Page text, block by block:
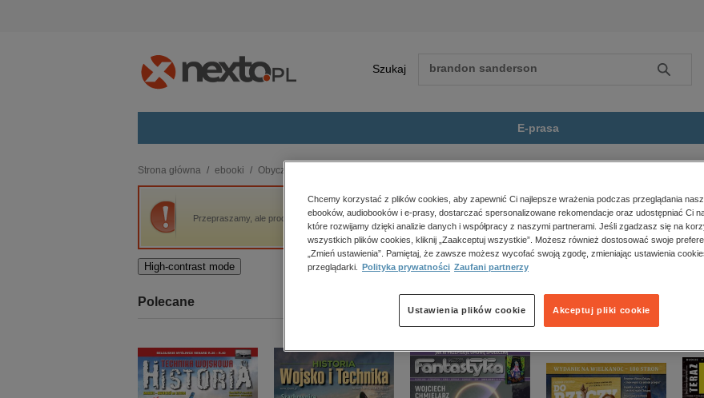
Szukaj Szukaj
E-prasa
budownictwo, aranżacja wnętrz
biznesowe, branżowe, gospodarka
darmowe wydania
edukacja
kobiece, lifestyle, kultura
polityka, społeczno-informacyjne
psychologiczne
inne
popularno-naukowe
historia
zdrowie
religie
Strona główna ebooki Obyczajowe
Przepraszamy, ale produkt „Laleczki” nie jest dostępny.
High-contrast mode
Polecane
Chcemy korzystać z plików cookies, aby zapewnić Ci najlepsze wrażenia podczas przeglądania
ebooków, audiobooków i e-prasy, dostarczać spersonalizowane rekomendacje oraz udostępniać Ci
które rozwijamy dzięki analizie danych i współpracy z naszymi partnerami. Jeśli zgadzasz się na
wszystkich plików cookies, kliknij „Zaakceptuj wszystkie”. Możesz również dostosować swoje
„Zmień ustawienia”. Pamiętaj, że zawsze możesz wycofać swoją zgodę, zmieniając ustawienia
przeglądarki.
Polityka prywatności Zaufani partnerzy
Akceptuj pliki cookie
Ustawienia plików cookie